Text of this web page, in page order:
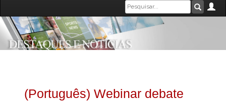
Caixa
de
pesquisa
(Português) Webinar debate